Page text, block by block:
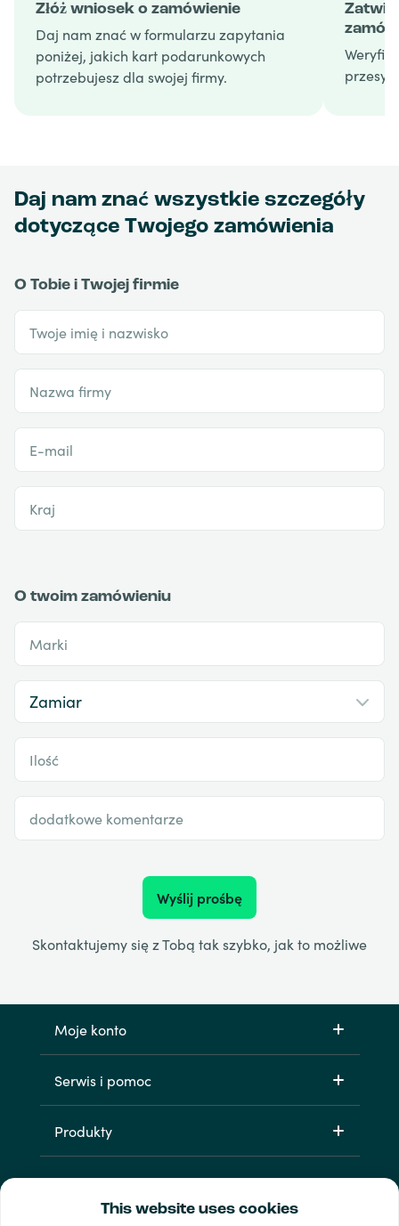
This website uses cookies
Złóż wniosek o zamówienie
Daj nam znać w formularzu zapytania
poniżej, jakich kart podarunkowych
potrzebujesz dla swojej firmy.
Daj nam znać wszystkie szczegóły
dotyczące Twojego zamówienia
O Tobie i Twojej firmie
Twoje imię i nazwisko
Nazwa firmy
E-mail
Kraj
O twoim zamówieniu
Marki
Ilość
dodatkowe komentarze
Wyślij prośbę
Skontaktujemy się z Tobą tak szybko, jak to możliwe
Moje konto
Serwis i pomoc
Produkty